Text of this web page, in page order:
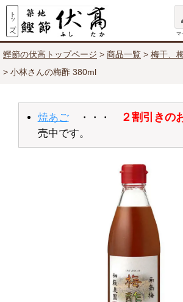
マ
焼あご・・・ ２割引きの
売中です。
鰹節の伏高トップページ 商品一覧 梅干、
小林さんの梅酢 380ml